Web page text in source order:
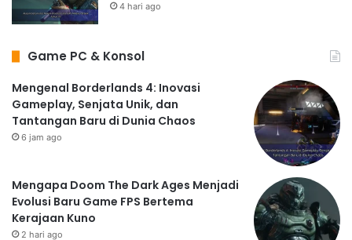
4 hari ago
Game PC & Konsol
Mengenal Borderlands 4: Inovasi
Gameplay, Senjata Unik, dan
Tantangan Baru di Dunia Chaos
6 jam ago
Mengapa Doom The Dark Ages Menjadi
Evolusi Baru Game FPS Bertema
Kerajaan Kuno
2 hari ago